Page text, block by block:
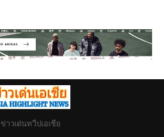
ข่าวเด่นทวีปเอเชีย